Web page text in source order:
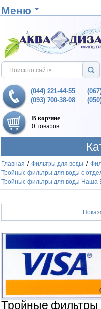
Меню
(044) 221-44-55
(093) 700-38-08
В корзине
0 товаров
Главная / Фильтры для воды /
Тройные фильтры для воды с
Тройные фильтры для воды Наша
Тройные